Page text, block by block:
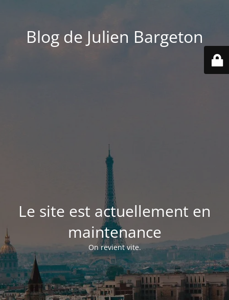
Blog de Julien Bargeton
Le site est actuellement en
maintenance
On revient vite.